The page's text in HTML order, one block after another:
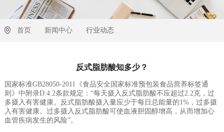
首页 新闻中心 行业动态
反式脂肪酸知多少？
国家标准GB28050-2011《食品安全国家标准预包装食品营养标签通
则》中附录D.4.2条款规定：“每天摄入反式脂肪酸不应超过2.2克，过
多摄入有害健康。反式脂肪酸摄入量应少于每日总能量的1%，过多摄
入有害健康。过多摄入反式脂肪酸可使血液胆固醇增高，从而增加心
血管疾病发生的风险”。